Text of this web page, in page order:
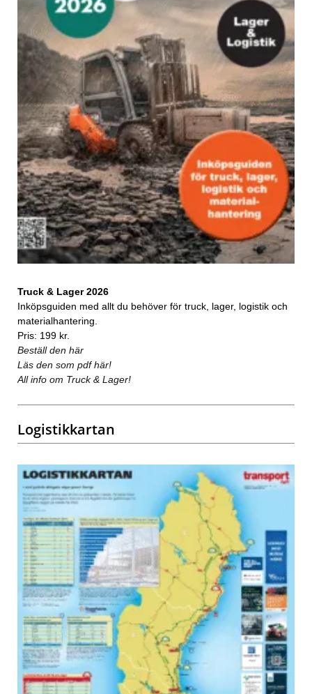
Truck & Lager 2026
Inköpsguiden med allt du behöver för truck, lager, logistik och
materialhantering.
Pris: 199 kr.
Beställ den här
Läs den som pdf här!
All info om Truck & Lager!
Logistikkartan